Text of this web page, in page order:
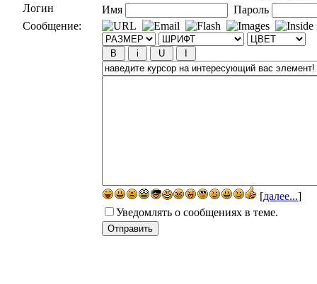
Логин
Имя
Пароль
Сообщение:
[далее...]
Уведомлять о сообщениях в теме.